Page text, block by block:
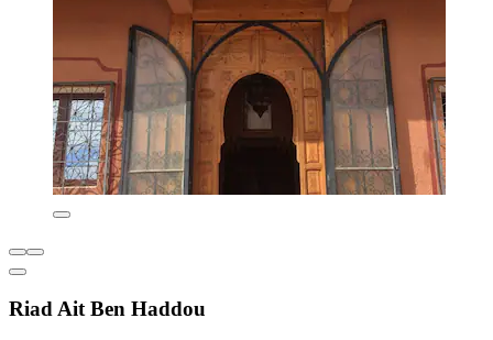
Riad Ait Ben Haddou